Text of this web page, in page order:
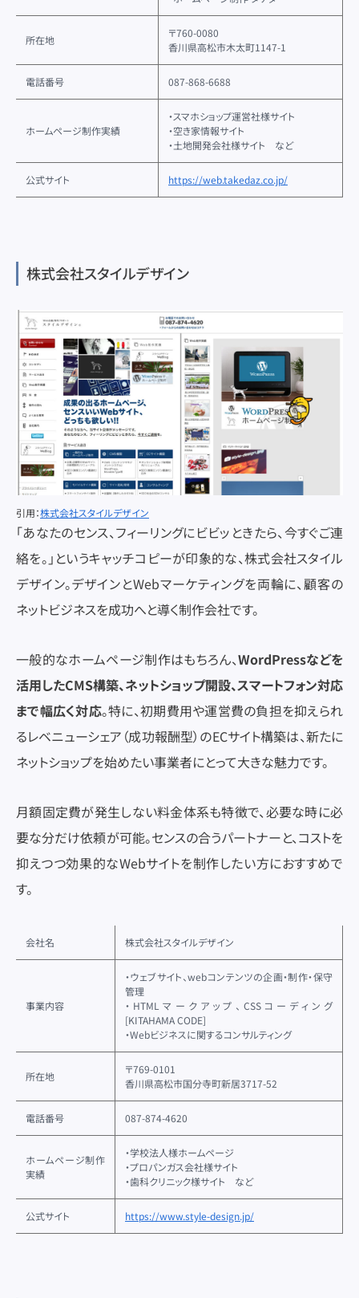
所在地
〒760-0080
香川県高松市木太町1147-1
電話番号 087-868-6688
ホームページ制作実績
・スマホショップ運営社様サイト
・空き家情報サイト
・土地開発会社様サイト など
公式サイト https://web.takedaz.co.jp/
株式会社スタイルデザイン
引用：株式会社スタイルデザイン
「あなたのセンス、フィーリングにビビッときたら、今すぐご連
絡を。」というキャッチコピーが印象的な、株式会社スタイル
デザイン。デザインとWebマーケティングを両輪に、顧客の
ネットビジネスを成功へと導く制作会社です。
一般的なホームページ制作はもちろん、WordPressなどを
活用したCMS構築、ネットショップ開設、スマートフォン対応
まで幅広く対応。特に、初期費用や運営費の負担を抑えられ
るレベニューシェア（成功報酬型）のECサイト構築は、新たに
ネットショップを始めたい事業者にとって大きな魅力です。
月額固定費が発生しない料金体系も特徴で、必要な時に必
要な分だけ依頼が可能。センスの合うパートナーと、コストを
抑えつつ効果的なWebサイトを制作したい方におすすめで
す。
会社名 株式会社スタイルデザイン
事業内容
・ウェブサイト、webコンテンツの企画・制作・保守
管理
・HTMLマークアップ、CSSコーディング
[KITAHAMA CODE]
・Webビジネスに関するコンサルティング
所在地
〒769-0101
香川県高松市国分寺町新居3717-52
電話番号 087-874-4620
ホームページ制作
実績
・学校法人様ホームページ
・プロパンガス会社様サイト
・歯科クリニック様サイト など
公式サイト https://www.style-design.jp/